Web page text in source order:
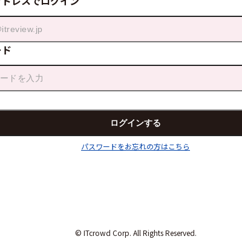
パスワードをお忘れの方はこちら
© ITcrowd Corp. All Rights Reserved.